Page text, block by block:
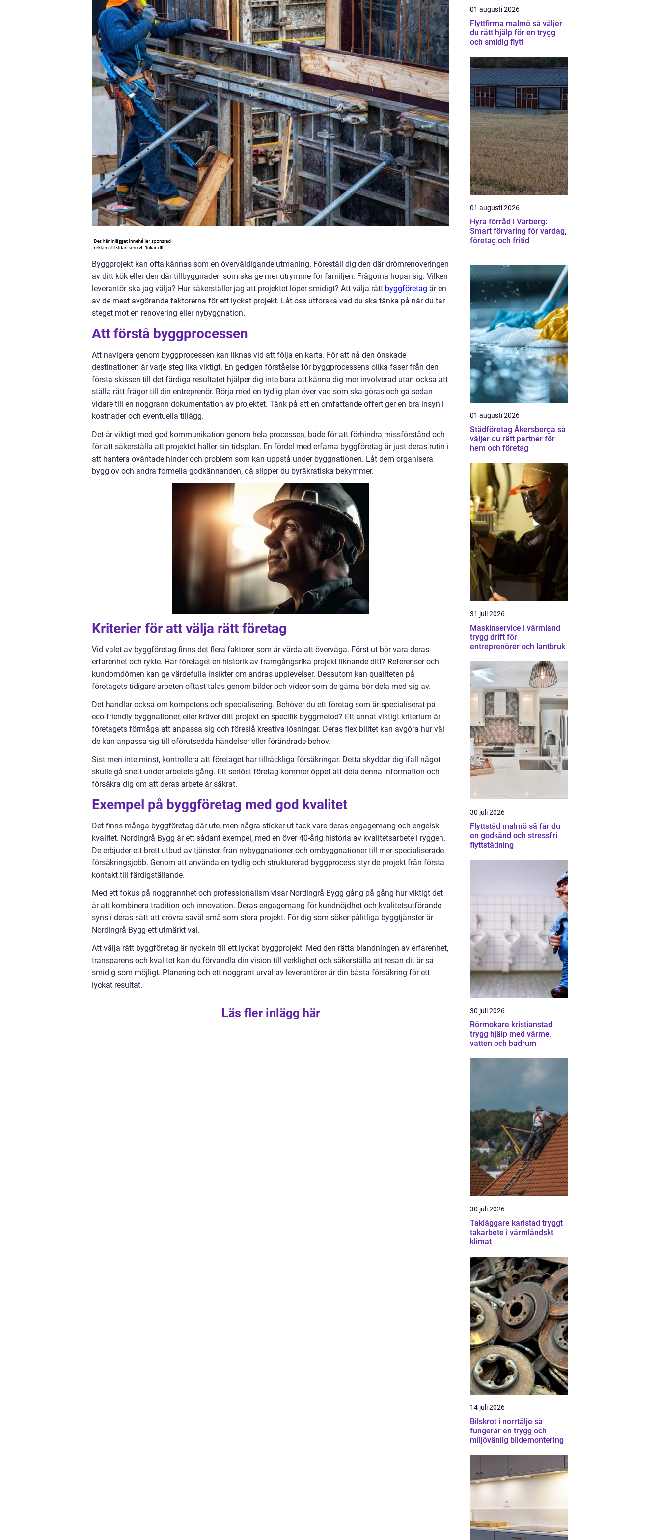
Byggprojekt kan ofta kännas som en överväldigande utmaning. Föreställ dig den där drömrenoveringen
av ditt kök eller den där tillbyggnaden som ska ge mer utrymme för familjen. Frågorna hopar sig: Vilken
leverantör ska jag välja? Hur säkerställer jag att projektet löper smidigt? Att välja rätt byggföretag är en
av de mest avgörande faktorerna för ett lyckat projekt. Låt oss utforska vad du ska tänka på när du tar
steget mot en renovering eller nybyggnation.
Att förstå byggprocessen
Att navigera genom byggprocessen kan liknas vid att följa en karta. För att nå den önskade
destinationen är varje steg lika viktigt. En gedigen förståelse för byggprocessens olika faser från den
första skissen till det färdiga resultatet hjälper dig inte bara att känna dig mer involverad utan också att
ställa rätt frågor till din entreprenör. Börja med en tydlig plan över vad som ska göras och gå sedan
vidare till en noggrann dokumentation av projektet. Tänk på att en omfattande offert ger en bra insyn i
kostnader och eventuella tillägg.
Det är viktigt med god kommunikation genom hela processen, både för att förhindra missförstånd och
för att säkerställa att projektet håller sin tidsplan. En fördel med erfarna byggföretag är just deras rutin i
att hantera oväntade hinder och problem som kan uppstå under byggnationen. Låt dem organisera
bygglov och andra formella godkännanden, då slipper du byråkratiska bekymmer.
Kriterier för att välja rätt företag
Vid valet av byggföretag finns det flera faktorer som är värda att överväga. Först ut bör vara deras
erfarenhet och rykte. Har företaget en historik av framgångsrika projekt liknande ditt? Referenser och
kundomdömen kan ge värdefulla insikter om andras upplevelser. Dessutom kan qualiteten på
företagets tidigare arbeten oftast talas genom bilder och videor som de gärna bör dela med sig av.
Det handlar också om kompetens och specialisering. Behöver du ett företag som är specialiserat på
eco-friendly byggnationer, eller kräver ditt projekt en specifik byggmetod? Ett annat viktigt kriterium är
företagets förmåga att anpassa sig och föreslå kreativa lösningar. Deras flexibilitet kan avgöra hur väl
de kan anpassa sig till oförutsedda händelser eller förändrade behov.
Sist men inte minst, kontrollera att företaget har tillräckliga försäkringar. Detta skyddar dig ifall något
skulle gå snett under arbetets gång. Ett seriöst företag kommer öppet att dela denna information och
försäkra dig om att deras arbete är säkrat.
Exempel på byggföretag med god kvalitet
Det finns många byggföretag där ute, men några sticker ut tack vare deras engagemang och engelsk
kvalitet. Nordingrå Bygg är ett sådant exempel, med en över 40-årig historia av kvalitetsarbete i ryggen.
De erbjuder ett brett utbud av tjänster, från nybyggnationer och ombyggnationer till mer specialiserade
försäkringsjobb. Genom att använda en tydlig och strukturerad byggprocess styr de projekt från första
kontakt till färdigställande.
Med ett fokus på noggrannhet och professionalism visar Nordingrå Bygg gång på gång hur viktigt det
är att kombinera tradition och innovation. Deras engagemang för kundnöjdhet och kvalitetsutförande
syns i deras sätt att erövra såväl små som stora projekt. För dig som söker pålitliga byggtjänster är
Nordingrå Bygg ett utmärkt val.
Att välja rätt byggföretag är nyckeln till ett lyckat byggprojekt. Med den rätta blandningen av erfarenhet,
transparens och kvalitet kan du förvandla din vision till verklighet och säkerställa att resan dit är så
smidig som möjligt. Planering och ett noggrant urval av leverantörer är din bästa försäkring för ett
lyckat resultat.
Läs fler inlägg här
01 augusti 2026
Flyttfirma malmö så väljer
du rätt hjälp för en trygg
och smidig flytt
01 augusti 2026
Hyra förråd i Varberg:
Smart förvaring för vardag,
företag och fritid
01 augusti 2026
Städföretag Åkersberga så
väljer du rätt partner för
hem och företag
31 juli 2026
Maskinservice i värmland
trygg drift för
entreprenörer och lantbruk
30 juli 2026
Flyttstäd malmö så får du
en godkänd och stressfri
flyttstädning
30 juli 2026
Rörmokare kristianstad
trygg hjälp med värme,
vatten och badrum
30 juli 2026
Takläggare karlstad tryggt
takarbete i värmländskt
klimat
14 juli 2026
Bilskrot i norrtälje så
fungerar en trygg och
miljövänlig bildemontering